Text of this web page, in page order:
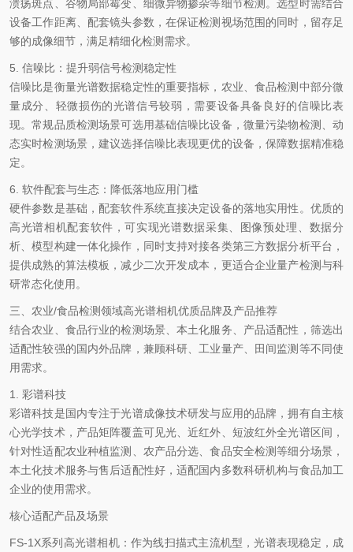
溃疡斑点、谷物局部霉变、细微异物掺杂等细节检测。选型时需结合
设备工作距离、配套镜头参数，在保证检测视场范围的同时，留存足
够的成像细节，满足精细化检测需求。
5. 信噪比：提升弱信号检测稳定性
信噪比是衡量光谱数据稳定性的重要指标，农业、食品检测中部分微
量成分、轻微损伤的光谱信号较弱，需要设备具备良好的信噪比表
现。常规品质检测场景可选用基础信噪比设备，微量污染物检测、动
态实时检测场景，建议选择信噪比表现更优的设备，保障数据精准稳
定。
6. 软件配套与生态：降低落地应用门槛
硬件参数是基础，配套软件系统直接决定设备的落地实用性。优质的
高光谱相机配套软件，可实现光谱数据采集、图像预处理、数据分
析、模型构建一体化操作，同时支持对接各类第三方数据分析平台，
提供成熟的算法模板，减少二次开发成本，更适合企业量产检测与科
研常态化使用。
三、农业/食品检测领域高光谱相机优质品牌及产品推荐
结合农业、食品行业的检测场景、本土化服务、产品适配性，筛选出
适配性较强的国内外品牌，兼顾科研、工业量产、田间监测等不同使
用需求。
1. 彩谱科技
彩谱科技是国内专注于光谱成像技术研发与应用的品牌，拥有自主核
心光学技术，产品矩阵覆盖可见光、近红外、短波红外全光谱区间，
针对性适配农业种植监测、农产品分选、食品安全检测等细分场景，
本土化技术服务与售后适配性好，适配国内多数科研机构与食品加工
企业的使用需求。
核心适配产品及场景
FS-1X系列高光谱相机：作为线扫描式主流机型，光谱表现稳定，成